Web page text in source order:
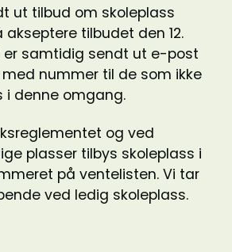
ut tilbud om skoleplass
tilbudet den 12.
er samtidig sendt ut e-post
nummer til de som ikke
i denne omgang.
og ved
plasser tilbys skoleplass i
på ventelisten. Vi tar
ved ledig skoleplass.